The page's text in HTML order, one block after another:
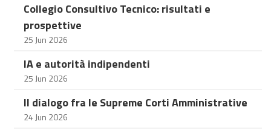
Collegio Consultivo Tecnico: risultati e
prospettive
25 Jun 2026
IA e autorità indipendenti
25 Jun 2026
Il dialogo fra le Supreme Corti Amministrative
24 Jun 2026